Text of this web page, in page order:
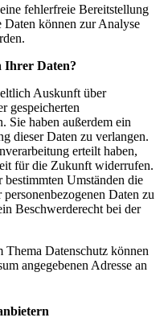
fehlerfreie Bereitstellung
Daten können zur Analyse
Ihrer Daten?
Auskunft über
gespeicherten
Sie haben außerdem ein
dieser Daten zu verlangen.
erteilt haben,
für die Zukunft widerrufen.
bestimmten Umständen die
Daten zu
Beschwerderecht bei der
Datenschutz können
angegebenen Adresse an